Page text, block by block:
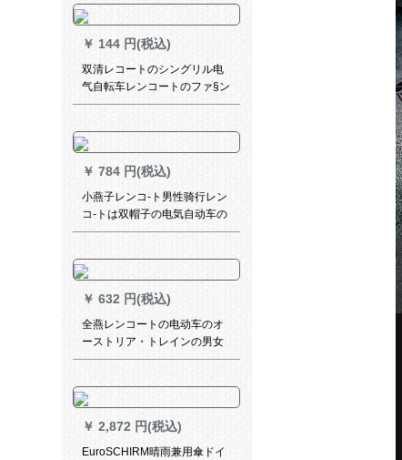
ゴムのコーチングティグ
￥ 144 円(税込)
双清レコートのシングリル电
气自転车レンコートのファ§ン
ジ成人はさらに厚いオーケー
￥ 784 円(税込)
小燕子レンコ-ト男性骑行レン
コ-トは双帽子の电気自动车の
レレンコ-トレインインイン-ト
男女とも大人のレンコ-ト体を
大きする光をプラスして外に
出ます。ラインコ-トグリーン
XL
￥ 632 円(税込)
全燕レンコートの电动车のオ
ーストリア・トレインの男女
が足を覆うつばさを厚くし
ポンチーペア-チベット青5
XL(中大型车)-无镜カバー
￥ 2,872 円(税込)
EuroSCHIRM晴雨兼用傘ドイ